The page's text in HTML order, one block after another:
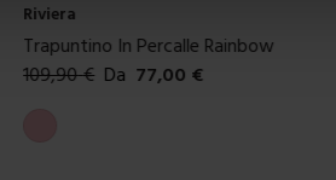
Riviera
Trapuntino In Percalle Rainbow
109,90€ Da 77,00€